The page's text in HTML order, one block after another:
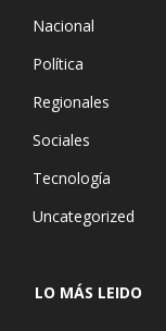
Nacional
Política
Regionales
Sociales
Tecnología
Uncategorized
LO MÁS LEIDO